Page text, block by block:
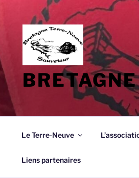
Le Terre-Neuve
Liens partenaires